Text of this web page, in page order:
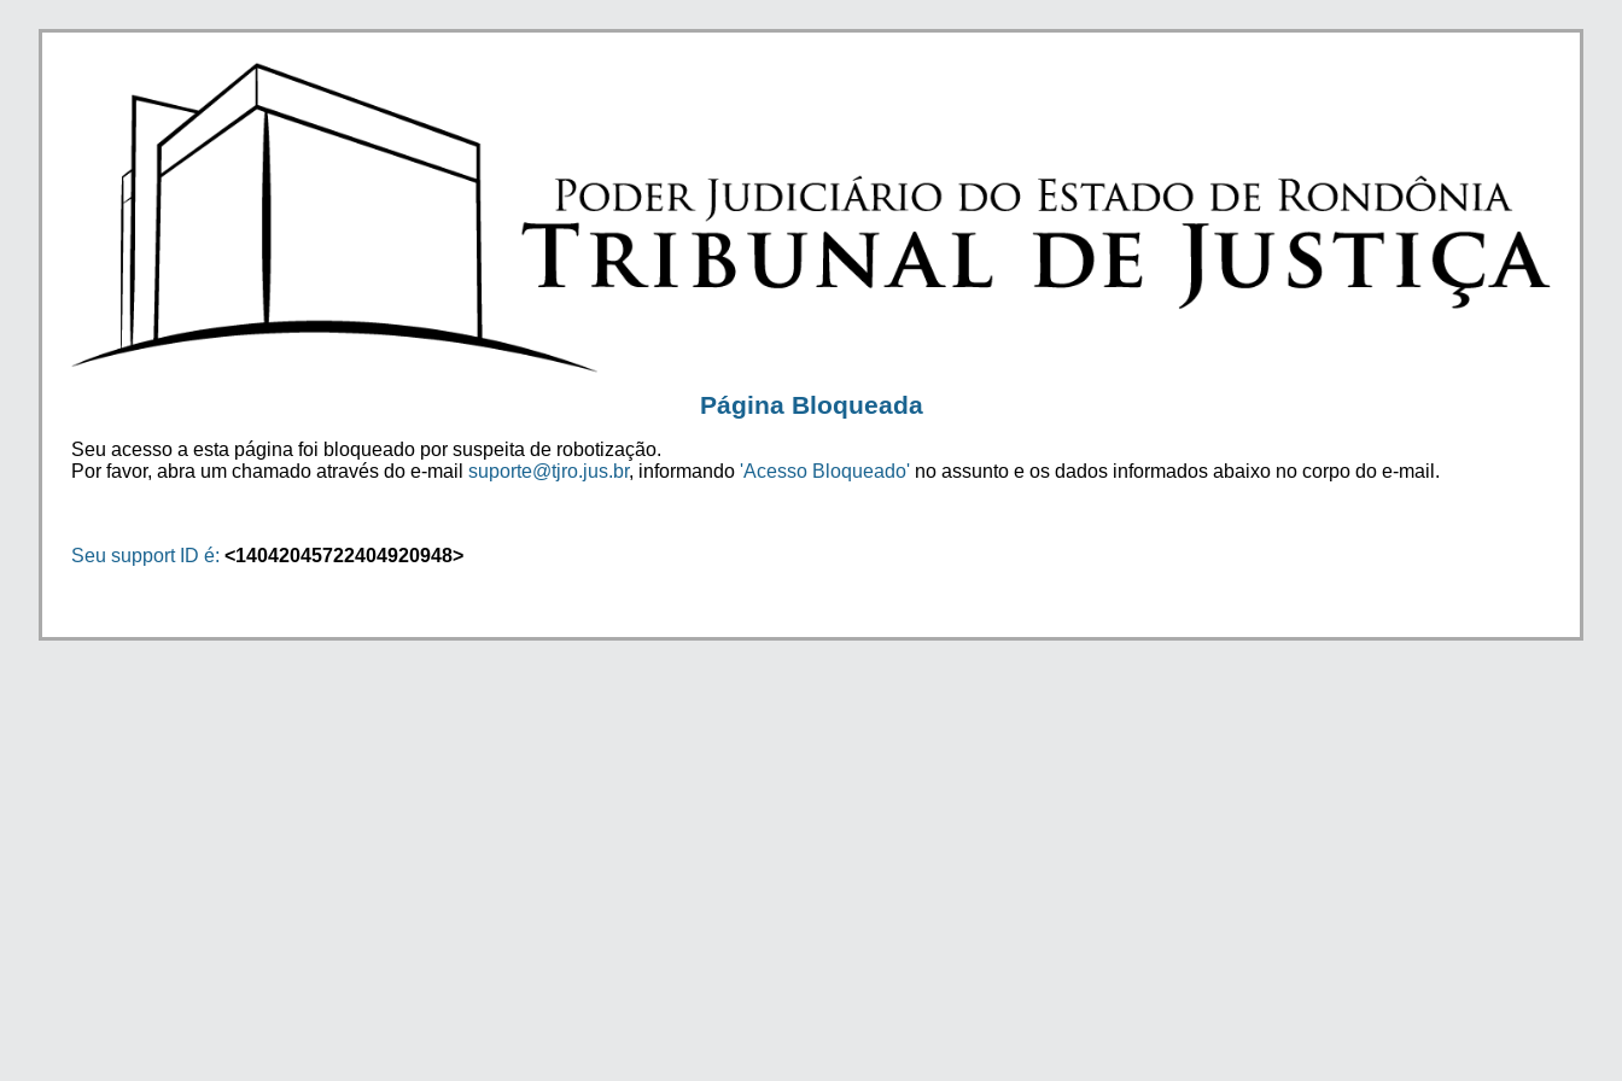
Página Bloqueada
Seu acesso a esta página foi bloqueado por suspeita de robotização.
Por favor, abra um chamado através do e-mail suporte@tjro.jus.br, informando 'Acesso Bloqueado' no assunto e os dados informados abaixo no corpo do e-mail.
Seu support ID é: <14042045722404920948>